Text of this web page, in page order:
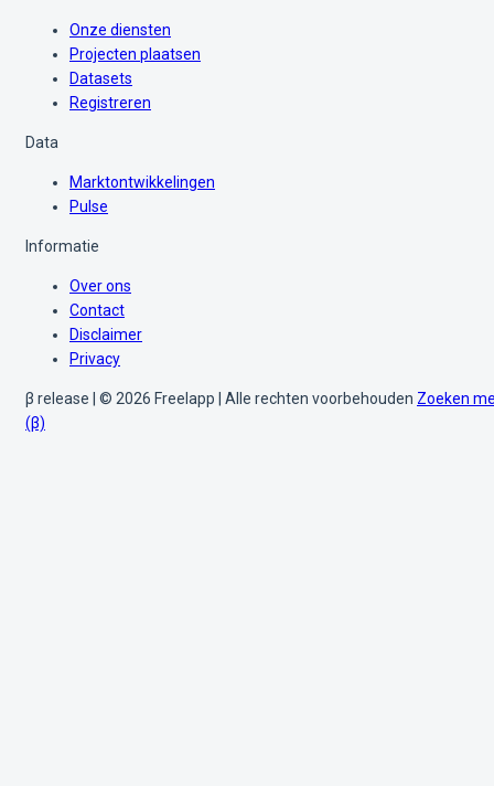
Onze diensten
Projecten plaatsen
Datasets
Registreren
Data
Marktontwikkelingen
Pulse
Informatie
Over ons
Contact
Disclaimer
Privacy
β release | © 2026 Freelapp | Alle rechten voorbehouden Zoeken
(β)